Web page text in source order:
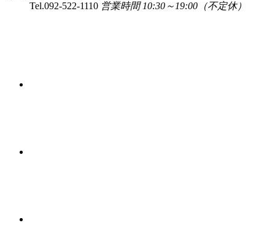
Tel.092-522-1110 営業時間 10:30～19:00（不定休）